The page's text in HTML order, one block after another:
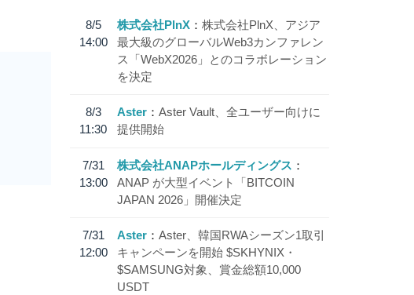
8/5
14:00
株式会社PlnX
株式会社PlnX、アジア
最大級のグローバルWeb3カンファレン
ス「WebX2026」とのコラボレーション
を決定
8/3
11:30
Aster
Aster Vault、全ユーザー向けに
提供開始
7/31
13:00
株式会社ANAPホールディングス
ANAP が大型イベント「BITCOIN
JAPAN 2026」開催決定
7/31
12:00
Aster
Aster、韓国RWAシーズン1取引
キャンペーンを開始 $SKHYNIX・
$SAMSUNG対象、賞金総額10,000
USDT